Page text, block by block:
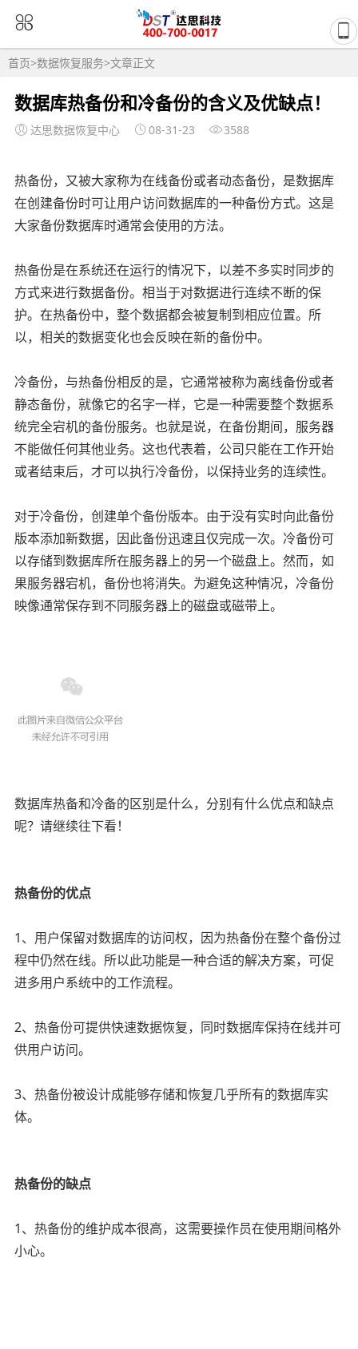
首页>数据恢复服务>文章正文
数据库热备份和冷备份的含义及优缺点！
达思数据恢复中心 08-31-23 3588
热备份，又被大家称为在线备份或者动态备份，是数据库
在创建备份时可让用户访问数据库的一种备份方式。这是
大家备份数据库时通常会使用的方法。
热备份是在系统还在运行的情况下，以差不多实时同步的
方式来进行数据备份。相当于对数据进行连续不断的保
护。在热备份中，整个数据都会被复制到相应位置。所
以，相关的数据变化也会反映在新的备份中。
冷备份，与热备份相反的是，它通常被称为离线备份或者
静态备份，就像它的名字一样，它是一种需要整个数据系
统完全宕机的备份服务。也就是说，在备份期间，服务器
不能做任何其他业务。这也代表着，公司只能在工作开始
或者结束后，才可以执行冷备份，以保持业务的连续性。
对于冷备份，创建单个备份版本。由于没有实时向此备份
版本添加新数据，因此备份迅速且仅完成一次。冷备份可
以存储到数据库所在服务器上的另一个磁盘上。然而，如
果服务器宕机，备份也将消失。为避免这种情况，冷备份
映像通常保存到不同服务器上的磁盘或磁带上。
数据库热备和冷备的区别是什么，分别有什么优点和缺点
呢？请继续往下看！
热备份的优点
1、用户保留对数据库的访问权，因为热备份在整个备份过
程中仍然在线。所以此功能是一种合适的解决方案，可促
进多用户系统中的工作流程。
2、热备份可提供快速数据恢复，同时数据库保持在线并可
供用户访问。
3、热备份被设计成能够存储和恢复几乎所有的数据库实
体。
热备份的缺点
1、热备份的维护成本很高，这需要操作员在使用期间格外
小心。